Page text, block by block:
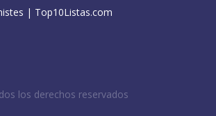
| Top10Listas.com
los derechos reservados